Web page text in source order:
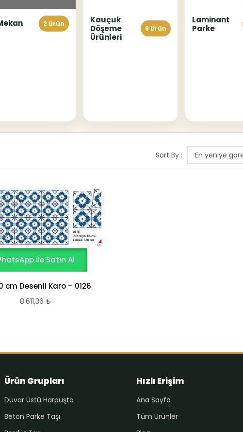
2 ürün
Kauçuk
Döşeme
Ürünleri
9 ürün
Laminant
Parke
Sort By : En yeniye
ile Satın Al
cm Desenli Karo – 0126
8.611,36₺
Ürün Grupları
Duvar Üstü Harpuşta
Beton Parke Taşı
Hızlı Erişim
Ana Sayfa
Tüm Ürünler